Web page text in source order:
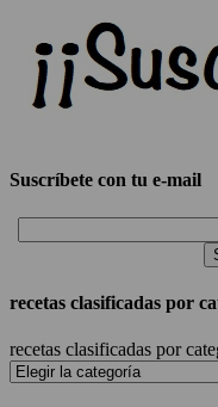
Suscríbete con tu e-mail
recetas clasificadas por
recetas clasificadas por